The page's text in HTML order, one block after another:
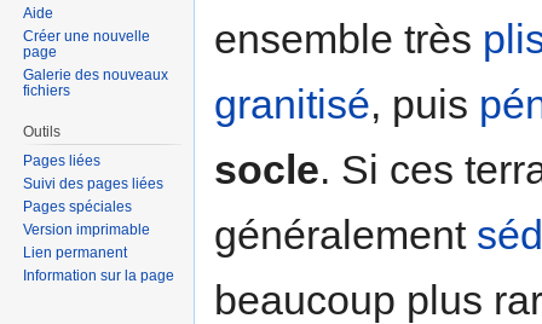
ensemble très
granitisé, puis
socle. Si ces
généralement
beaucoup plus
Aide
Créer une nouvelle
page
Galerie des nouveaux
fichiers
Outils
Pages liées
Suivi des pages liées
Pages spéciales
Version imprimable
Lien permanent
Information sur la page